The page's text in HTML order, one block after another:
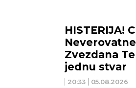
20:33 05.08.2026
HISTERIJA!
Zvezdana
jednu stvar